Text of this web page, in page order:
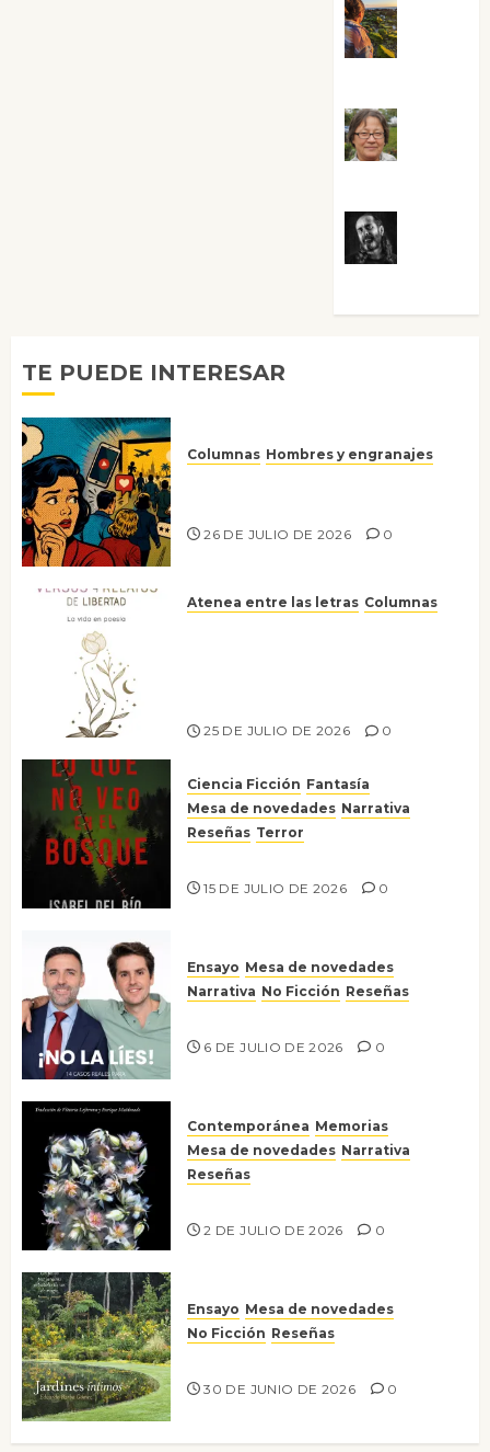
TE PUEDE INTERESAR
Columnas Hombres y engranajes
26 DE JULIO DE 2026 0
Atenea entre las letras Columnas
25 DE JULIO DE 2026 0
Ciencia Ficción Fantasía
Mesa de novedades Narrativa
Reseñas Terror
15 DE JULIO DE 2026 0
Ensayo Mesa de novedades
Narrativa No Ficción Reseñas
6 DE JULIO DE 2026 0
Contemporánea Memorias
Mesa de novedades Narrativa
Reseñas
2 DE JULIO DE 2026 0
Ensayo Mesa de novedades
No Ficción Reseñas
30 DE JUNIO DE 2026 0